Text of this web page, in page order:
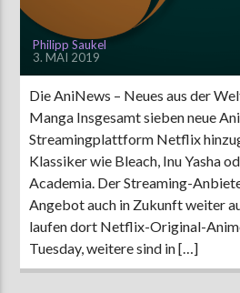
AKTUELLE SENDUNG
MOEBIUS
12:00
ZU HÖREN IN Münster 90,9 MHz
Philipp Saukel
3. MAI 2019
Die AniNews – Neues aus der
Manga Insgesamt sieben neue
Streamingplattform Netflix
Klassiker wie Bleach, Inu Yasha
Academia. Der Streaming-
Angebot auch in Zukunft weiter
laufen dort Netflix-Original-
Tuesday, weitere sind in […]